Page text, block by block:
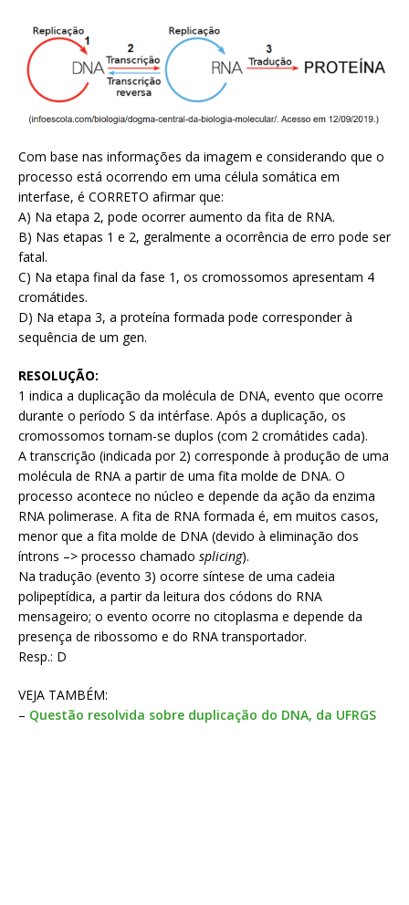
Com base nas informações da imagem e considerando que o
processo está ocorrendo em uma célula somática em
interfase, é CORRETO afirmar que:
A) Na etapa 2, pode ocorrer aumento da fita de RNA.
B) Nas etapas 1 e 2, geralmente a ocorrência de erro pode ser
fatal.
C) Na etapa final da fase 1, os cromossomos apresentam 4
cromátides.
D) Na etapa 3, a proteína formada pode corresponder à
sequência de um gen.
RESOLUÇÃO:
1 indica a duplicação da molécula de DNA, evento que ocorre
durante o período S da intérfase. Após a duplicação, os
cromossomos tornam-se duplos (com 2 cromátides cada).
A transcrição (indicada por 2) corresponde à produção de uma
molécula de RNA a partir de uma fita molde de DNA. O
processo acontece no núcleo e depende da ação da enzima
RNA polimerase. A fita de RNA formada é, em muitos casos,
menor que a fita molde de DNA (devido à eliminação dos
íntrons –> processo chamado splicing).
Na tradução (evento 3) ocorre síntese de uma cadeia
polipeptídica, a partir da leitura dos códons do RNA
mensageiro; o evento ocorre no citoplasma e depende da
presença de ribossomo e do RNA transportador.
Resp.: D
VEJA TAMBÉM:
– Questão resolvida sobre duplicação do DNA, da UFRGS